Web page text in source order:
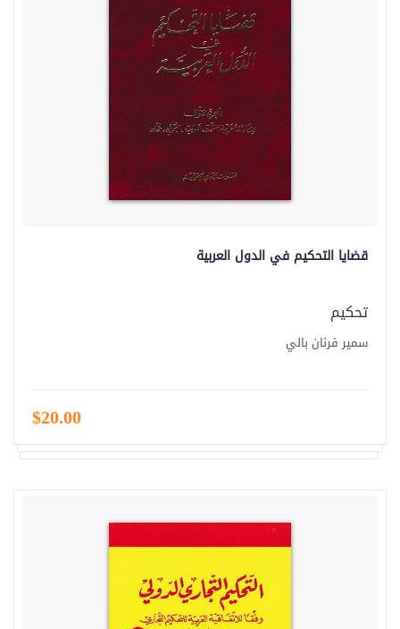
قضايا التحكيم في الدول العربية
تحكيم
سمير فرنان بالي
$20.00